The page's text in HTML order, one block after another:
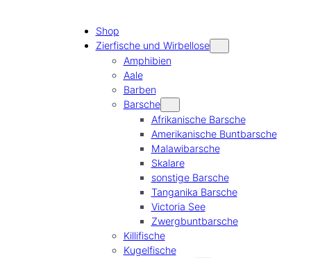
Shop
Zierfische und Wirbellose
Amphibien
Aale
Barben
Barsche
Afrikanische Barsche
Amerikanische Buntbarsche
Malawibarsche
Skalare
sonstige Barsche
Tanganika Barsche
Victoria See
Zwergbuntbarsche
Killifische
Kugelfische